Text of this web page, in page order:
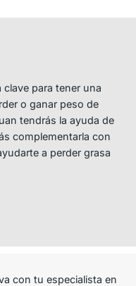
clave para tener una
o ganar peso de
tendrás la ayuda de
complementarla con
a perder grasa
con tu especialista en